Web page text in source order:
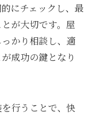
にチェックし、最
が大切です。屋
かり相談し、適
成功の鍵となり
行うことで、快